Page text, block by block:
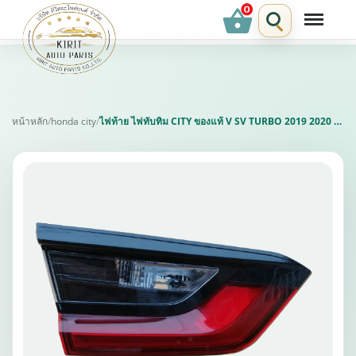
shopping_basket
หน้าหลัก/honda city/ ไฟท้าย ไฟทับทิม CITY ของแท้ V SV TURBO 2019 2020 2021 2022 2023